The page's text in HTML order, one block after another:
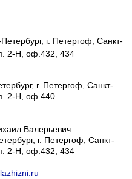
г. Петергоф, Санкт-
2-Н, оф.432, 434
г. Петергоф, Санкт-
2-Н, оф.440
Валерьевич
г. Петергоф, Санкт-
2-Н, оф.432, 434